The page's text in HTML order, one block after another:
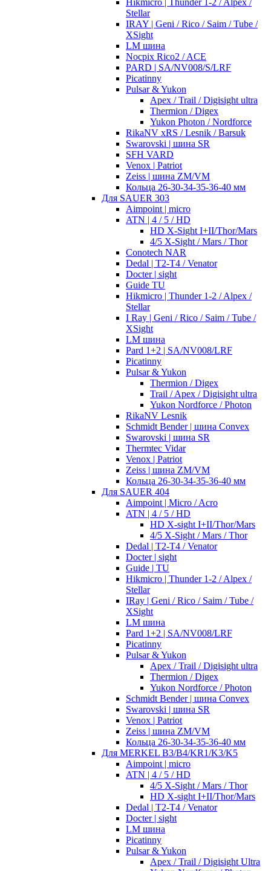
Hikmicro | Thunder 1-2 / Alpex /
Stellar
IRAY | Geni / Rico / Saim / Tube /
XSight
LM шина
Nocpix Rico2 / ACE
PARD | SA/NV008/S/LRF
Picatinny
Pulsar & Yukon
Apex / Trail / Digisight ultra
Thermion / Digex
Yukon Photon / Nordforce
RikaNV xRS / Lesnik / Barsuk
Swarovski | шина SR
SFH VARD
Venox | Patriot
Zeiss | шина ZM/VM
Кольца 26-30-34-35-36-40 мм
Для SAUER 303
Aimpoint | micro
ATN | 4 / 5 / HD
HD X-Sight I+II/Thor/Mars
4/5 X-Sight / Mars / Thor
Conotech NAR
Dedal | T2-T4 / Venator
Docter | sight
Guide TU
Hikmicro | Thunder 1-2 / Alpex /
Stellar
I Ray | Geni / Rico / Saim / Tube /
XSight
LM шина
Pard 1+2 | SA/NV008/LRF
Picatinny
Pulsar & Yukon
Thermion / Digex
Trail / Apex / Digisight ultra
Yukon Nordforce / Photon
RikaNV Lesnik
Schmidt Bender | шина Convex
Swarovski | шина SR
Thermtec Vidar
Venox | Patriot
Zeiss | шина ZM/VM
Кольца 26-30-34-35-36-40 мм
Для SAUER 404
Aimpoint | Micro / Acro
ATN | 4 / 5 / HD
HD X-sight I+II/Thor/Mars
4/5 X-Sight / Mars / Thor
Dedal | T2-T4 / Venator
Docter | sight
Guide | TU
Hikmicro | Thunder 1-2 / Alpex /
Stellar
IRay | Geni / Rico / Saim / Tube /
XSight
LM шина
Pard 1+2 | SA/NV008/LRF
Picatinny
Pulsar & Yukon
Apex / Trail / Digisight ultra
Thermion / Digex
Yukon Nordforce / Photon
Schmidt Bender | шина Convex
Swarovski | шина SR
Venox | Patriot
Zeiss | шина ZM/VM
Кольца 26-30-34-35-36-40 мм
Для MERKEL B3/B4/KR1/K3/K5
Aimpoint | micro
ATN | 4 / 5 / HD
4/5 X-Sight / Mars / Thor
HD X-sight I+II/Thor/Mars
Dedal | T2-T4 / Venator
Docter | sight
LM шина
Picatinny
Pulsar & Yukon
Apex / Trail / Digisight Ultra